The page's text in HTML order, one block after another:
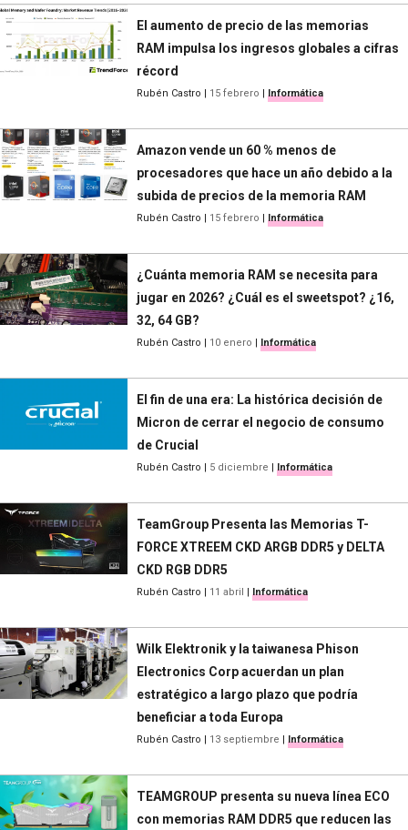
El aumento de precio de las memorias
RAM impulsa los ingresos globales a cifras
récord
Rubén Castro | 15 febrero | Informática
Amazon vende un 60 % menos de
procesadores que hace un año debido a la
subida de precios de la memoria RAM
Rubén Castro | 15 febrero | Informática
¿Cuánta memoria RAM se necesita para
jugar en 2026? ¿Cuál es el sweetspot? ¿16,
32, 64 GB?
Rubén Castro | 10 enero | Informática
El fin de una era: La histórica decisión de
Micron de cerrar el negocio de consumo
de Crucial
Rubén Castro | 5 diciembre | Informática
TeamGroup Presenta las Memorias T-
FORCE XTREEM CKD ARGB DDR5 y DELTA
CKD RGB DDR5
Rubén Castro | 11 abril | Informática
Wilk Elektronik y la taiwanesa Phison
Electronics Corp acuerdan un plan
estratégico a largo plazo que podría
beneficiar a toda Europa
Rubén Castro | 13 septiembre | Informática
TEAMGROUP presenta su nueva línea ECO
con memorias RAM DDR5 que reducen las